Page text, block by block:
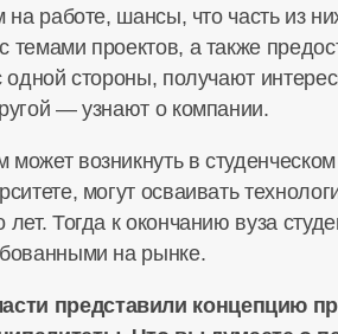
на работе, шансы, что часть из
темами проектов, а также
одной стороны, получают
— узнают о компании.
возникнуть в
могут осваивать
Тогда к окончанию вуза
на рынке.
представили концепцию